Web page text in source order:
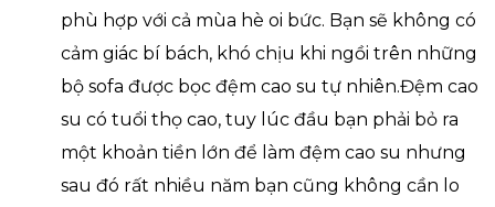
phù hợp với cả mùa hè oi bức. Bạn sẽ không có
cảm giác bí bách, khó chịu khi ngồi trên những
bộ sofa được bọc đệm cao su tự nhiên.Đệm cao
su có tuổi thọ cao, tuy lúc đầu bạn phải bỏ ra
một khoản tiền lớn để làm đệm cao su nhưng
sau đó rất nhiều năm bạn cũng không cần lo